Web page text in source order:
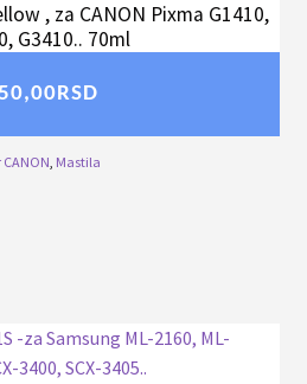
, za CANON Pixma G1410,
G3410.. 70ml
RSD
CANON, Mastila